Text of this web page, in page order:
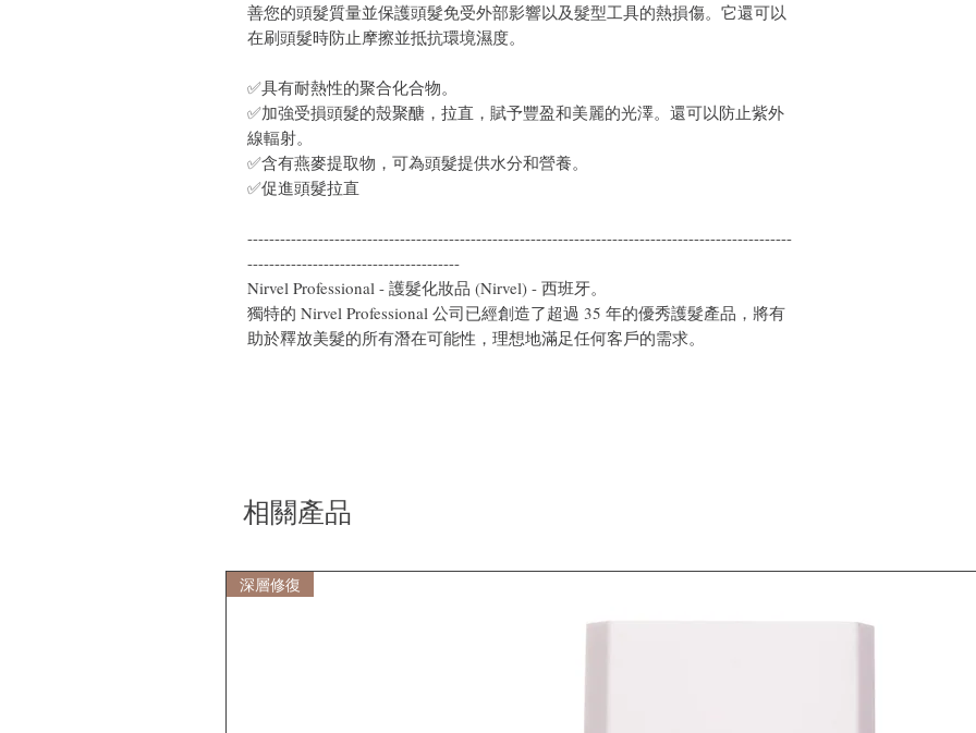
善您的頭髮質量並保護頭髮免受外部影響以及髮型工具的熱損傷。它還可以
在刷頭髮時防止摩擦並抵抗環境濕度。
✅具有耐熱性的聚合化合物。
✅加強受損頭髮的殼聚醣，拉直，賦予豐盈和美麗的光澤。還可以防止紫外
線輻射。
✅含有燕麥提取物，可為頭髮提供水分和營養。
✅促進頭髮拉直
----------------------------------------------------------------------------------------------------
---------------------------------------
Nirvel Professional - 護髮化妝品 (Nirvel) - 西班牙。
獨特的 Nirvel Professional 公司已經創造了超過 35 年的優秀護髮產品，將有
助於釋放美髮的所有潛在可能性，理想地滿足任何客戶的需求。
相關產品
深層修復